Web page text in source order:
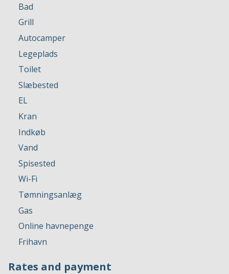
Bad
Grill
Autocamper
Legeplads
Toilet
Slæbested
EL
Kran
Indkøb
Vand
Spisested
Wi-Fi
Tømningsanlæg
Gas
Online havnepenge
Frihavn
Rates and payment